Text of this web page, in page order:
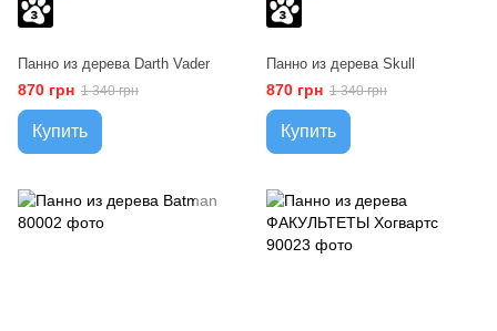
Панно из дерева Darth Vader
870 грн 1 340 грн
Купить
Панно из дерева Skull
870 грн 1 340 грн
Купить